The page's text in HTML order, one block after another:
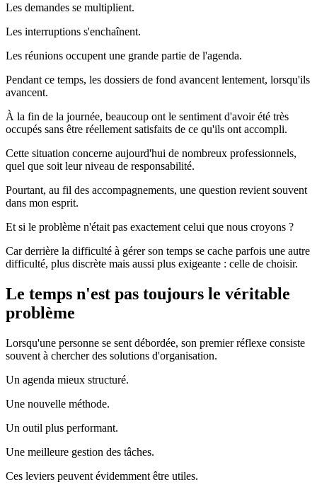
Les demandes se multiplient.
Les interruptions s'enchaînent.
Les réunions occupent une grande partie de l'agenda.
Pendant ce temps, les dossiers de fond avancent lentement, lorsqu'ils
avancent.
À la fin de la journée, beaucoup ont le sentiment d'avoir été très
occupés sans être réellement satisfaits de ce qu'ils ont accompli.
Cette situation concerne aujourd'hui de nombreux professionnels,
quel que soit leur niveau de responsabilité.
Pourtant, au fil des accompagnements, une question revient souvent
dans mon esprit.
Et si le problème n'était pas exactement celui que nous croyons ?
Car derrière la difficulté à gérer son temps se cache parfois une autre
difficulté, plus discrète mais aussi plus exigeante : celle de choisir.
Le temps n'est pas toujours le véritable
problème
Lorsqu'une personne se sent débordée, son premier réflexe consiste
souvent à chercher des solutions d'organisation.
Un agenda mieux structuré.
Une nouvelle méthode.
Un outil plus performant.
Une meilleure gestion des tâches.
Ces leviers peuvent évidemment être utiles.